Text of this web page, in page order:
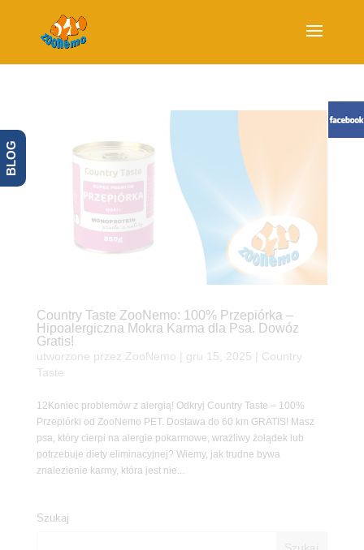
Country Taste ZooNemo: 100% Przepiórka –
Hipoalergiczna Mokra Karma dla Psa. Dowóz
Gratis!
utworzone przez ZooNemo gru 15, 2025
Country
Taste
12Koniec problemów z alergią! Odkryj Country Taste – 100%
Przepiórki od ZooNemo PET. Dostawa do 60 km GRATIS! Masz
psa, który cierpi na alergie pokarmowe, wrażliwy żołądek lub
potrzebuje diety eliminacyjnej? Wiemy, jak trudne bywa
znalezienie karmy, która jest nie...
Szukaj
BLOG